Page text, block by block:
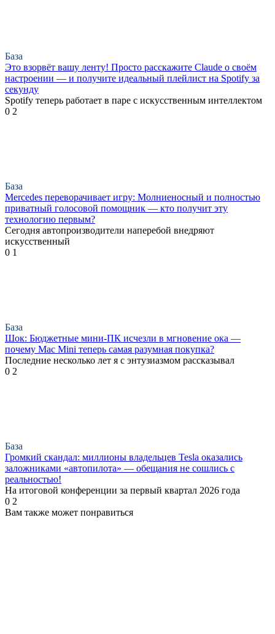
База
Это взорвёт вашу ленту! Просто расскажите Claude о своём
настроении — и получите идеальный плейлист на Spotify за
секунду
Spotify теперь работает в паре с искусственным интеллектом
0 2
База
Mercedes переворачивает игру: Молниеносный и полностью
приватный голосовой помощник — кто получит эту
технологию первым?
Сегодня автопроизводители наперебой внедряют
искусственный
0 1
База
Шок: Бюджетные мини-ПК исчезли в мгновение ока —
почему Mac Mini теперь самая разумная покупка?
Последние несколько лет я с энтузиазмом рассказывал
0 2
База
Громкий скандал: миллионы владельцев Tesla оказались
заложниками «автопилота» — обещания не сошлись с
реальностью!
На итоговой конференции за первый квартал 2026 года
0 2
Вам также может понравиться